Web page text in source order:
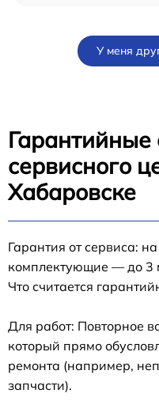
У меня
Гарантийные
сервисного
Хабаровске
Гарантия от сервиса:
комплектующие — до 3
Что считается
Для работ: Повторное
который прямо
ремонта (например,
запчасти).